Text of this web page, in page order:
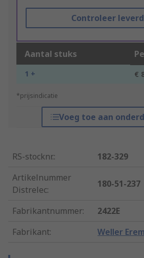
Controleer
Aantal stuks
1 + €
*prijsindicatie
Voeg toe aan
RS-stocknr.:
182-329
Artikelnummer
Distrelec:
180-51-237
Fabrikantnummer:
2422E
Fabrikant: Weller Erem